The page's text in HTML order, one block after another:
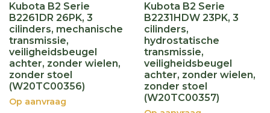
Kubota B2 Serie
B2261DR 26PK, 3
cilinders, mechanische
transmissie,
veiligheidsbeugel
achter, zonder wielen,
zonder stoel
(W20TC00356)
Op aanvraag
Kubota B2 Serie
B2231HDW 23PK, 3
cilinders,
hydrostatische
transmissie,
veiligheidsbeugel
achter, zonder wielen,
zonder stoel
(W20TC00357)